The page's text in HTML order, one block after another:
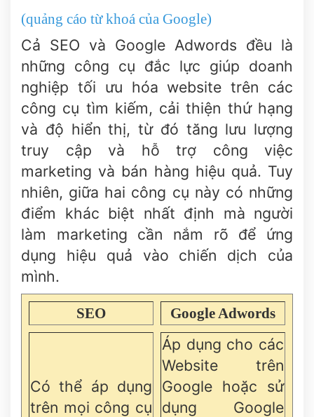
(quảng cáo từ khoá của Google)
Cả SEO và Google Adwords đều là
những công cụ đắc lực giúp doanh
nghiệp tối ưu hóa website trên các
công cụ tìm kiếm, cải thiện thứ hạng
và độ hiển thị, từ đó tăng lưu lượng
truy cập và hỗ trợ công việc
marketing và bán hàng hiệu quả. Tuy
nhiên, giữa hai công cụ này có những
điểm khác biệt nhất định mà người
làm marketing cần nắm rõ để ứng
dụng hiệu quả vào chiến dịch của
mình.
SEO Google Adwords
Có thể áp dụng
trên mọi công cụ
Áp dụng cho các
Website trên
Google hoặc sử
dụng Google